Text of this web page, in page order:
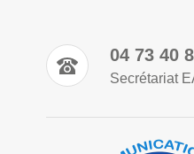
04 73 40
Secrétariat